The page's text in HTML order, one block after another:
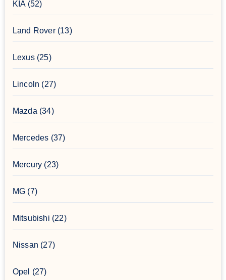
KIA(52)
Land Rover(13)
Lexus(25)
Lincoln (27)
Mazda (34)
Mercedes (37)
Mercury (23)
MG (7)
Mitsubishi (22)
Nissan (27)
Opel (27)